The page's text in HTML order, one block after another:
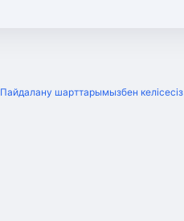
Пайдалану шарттарымызбен келісесіз